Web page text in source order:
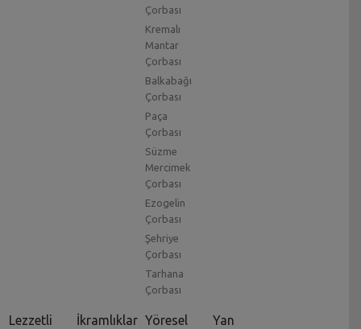
Çorbası
Kremalı
Mantar
Çorbası
Balkabağı
Çorbası
Paça
Çorbası
Süzme
Mercimek
Çorbası
Ezogelin
Çorbası
Şehriye
Çorbası
Tarhana
Çorbası
Lezzetli
İkramlıklar Yöresel
Yan